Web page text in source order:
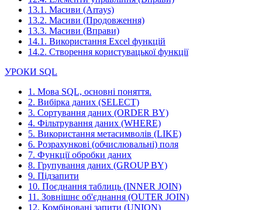
13.1. Масиви (Arrays)
13.2. Масиви (Продовження)
13.3. Масиви (Вправи)
14.1. Використання Excel функцій
14.2. Створення користувацької функції
УРОКИ SQL
1. Мова SQL, основні поняття.
2. Вибірка даних (SELECT)
3. Сортування даних (ORDER BY)
4. Фільтрування даних (WHERE)
5. Використання метасимволів (LIKE)
6. Розрахункові (обчислювальні) поля
7. Функції обробки даних
8. Групування даних (GROUP BY)
9. Підзапити
10. Поєднання таблиць (INNER JOIN)
11. Зовнішнє об'єднання (OUTER JOIN)
12. Комбіновані запити (UNION)